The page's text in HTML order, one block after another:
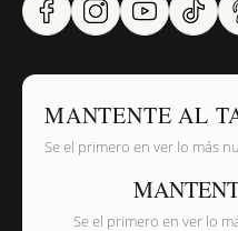
MANTENTE AL
Se el primero en ver lo más
Se el primero en ver lo